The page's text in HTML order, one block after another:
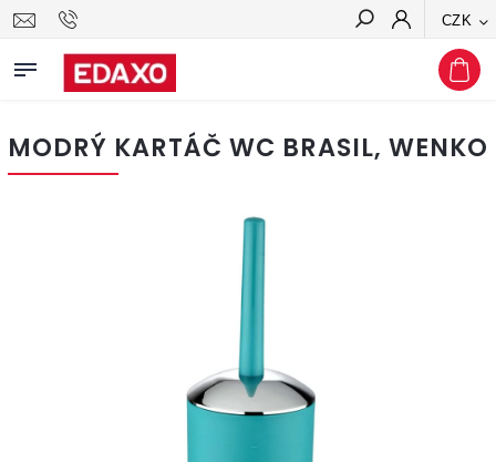
CZK
Hledat
MODRÝ KARTÁČ WC BRASIL, WENKO